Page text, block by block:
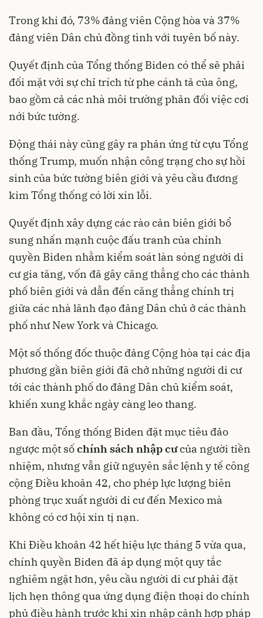
Trong khi đó, 73% đảng viên Cộng hòa và 37%
đảng viên Dân chủ đồng tình với tuyên bố này.
Quyết định của Tổng thống Biden có thể sẽ phải
đối mặt với sự chỉ trích từ phe cánh tả của ông,
bao gồm cả các nhà môi trường phản đối việc cơi
nới bức tường.
Động thái này cũng gây ra phản ứng từ cựu Tổng
thống Trump, muốn nhận công trạng cho sự hồi
sinh của bức tường biên giới và yêu cầu đương
kim Tổng thống có lời xin lỗi.
Quyết định xây dựng các rào cản biên giới bổ
sung nhấn mạnh cuộc đấu tranh của chính
quyền Biden nhằm kiểm soát làn sóng người di
cư gia tăng, vốn đã gây căng thẳng cho các thành
phố biên giới và dẫn đến căng thẳng chính trị
giữa các nhà lãnh đạo đảng Dân chủ ở các thành
phố như New York và Chicago.
Một số thống đốc thuộc đảng Cộng hòa tại các địa
phương gần biên giới đã chở những người di cư
tới các thành phố do đảng Dân chủ kiểm soát,
khiến xung khắc ngày càng leo thang.
Ban đầu, Tổng thống Biden đặt mục tiêu đảo
ngược một sốchính sách nhập cưcủa người tiền
nhiệm, nhưng vẫn giữ nguyên sắc lệnh y tế công
cộng Điều khoản 42, cho phép lực lượng biên
phòng trục xuất người di cư đến Mexico mà
không có cơ hội xin tị nạn.
Khi Điều khoản 42 hết hiệu lực tháng 5 vừa qua,
chính quyền Biden đã áp dụng một quy tắc
nghiêm ngặt hơn, yêu cầu người di cư phải đặt
lịch hẹn thông qua ứng dụng điện thoại do chính
phủ điều hành trước khi xin nhập cảnh hợp pháp